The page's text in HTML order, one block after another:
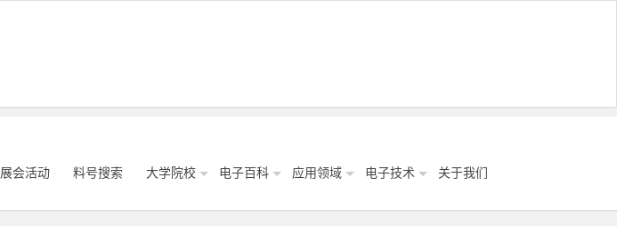
展会活动 料号搜索 大学院校 电子百科 应用领域 电子技术 关于我们